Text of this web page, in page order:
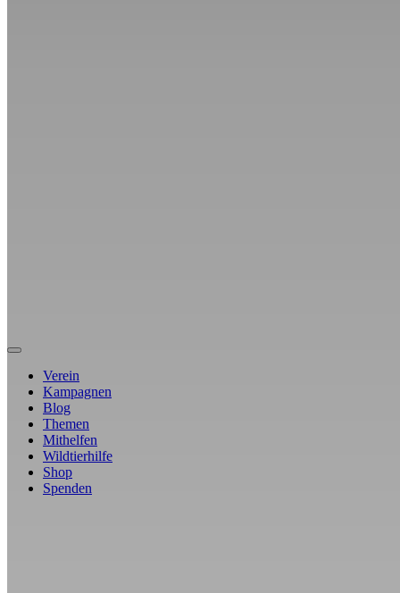
Verein
Kampagnen
Blog
Themen
Mithelfen
Wildtierhilfe
Shop
Spenden